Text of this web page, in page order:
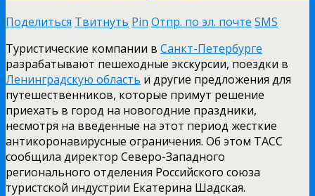
Поделиться Твитнуть Pin Отпр. по эл. почте SMS
Туристические компании в Санкт-Петербурге
разрабатывают пешеходные экскурсии, поездки в
Ленинградскую область и другие предложения для
путешественников, которые примут решение
приехать в город на новогодние праздники,
несмотря на введенные на этот период жесткие
антикоронавирусные ограничения. Об этом ТАСС
сообщила директор Северо-Западного
регионального отделения Российского союза
туристской индустрии Екатерина Шадская.